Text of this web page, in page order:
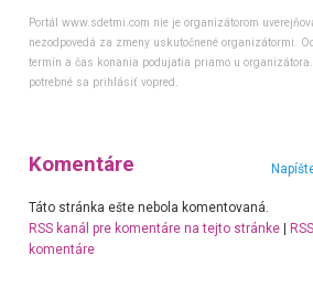
Portál www.sdetmi.com nie je organizátorom
nezodpovedá za zmeny uskutočnené organizátormi.
termín a čas konania podujatia priamo u
potrebné sa prihlásiť vopred.
Komentáre
Táto stránka ešte nebola komentovaná.
RSS kanál pre komentáre na tejto stránke|
komentáre